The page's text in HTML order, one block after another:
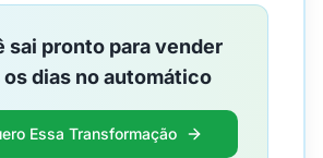
sai pronto para vender
dias no automático
Essa Transformação